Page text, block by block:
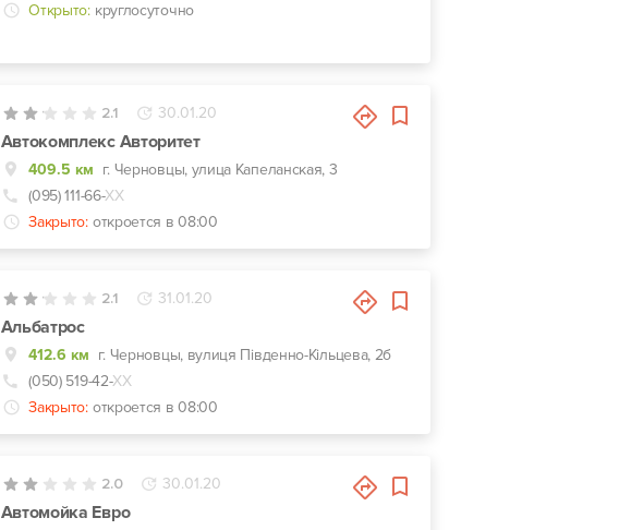
Открыто: круглосуточно
2.1 30.01.20
Автокомплекс Авторитет
409.5 км г. Черновцы, улица Капеланская, 3
(095) 111-66-ХХ
Закрыто: откроется в 08:00
2.1 31.01.20
Альбатрос
412.6 км г. Черновцы, вулиця Південно-Кільцева, 2б
(050) 519-42-ХХ
Закрыто: откроется в 08:00
2.0 30.01.20
Автомойка Евро